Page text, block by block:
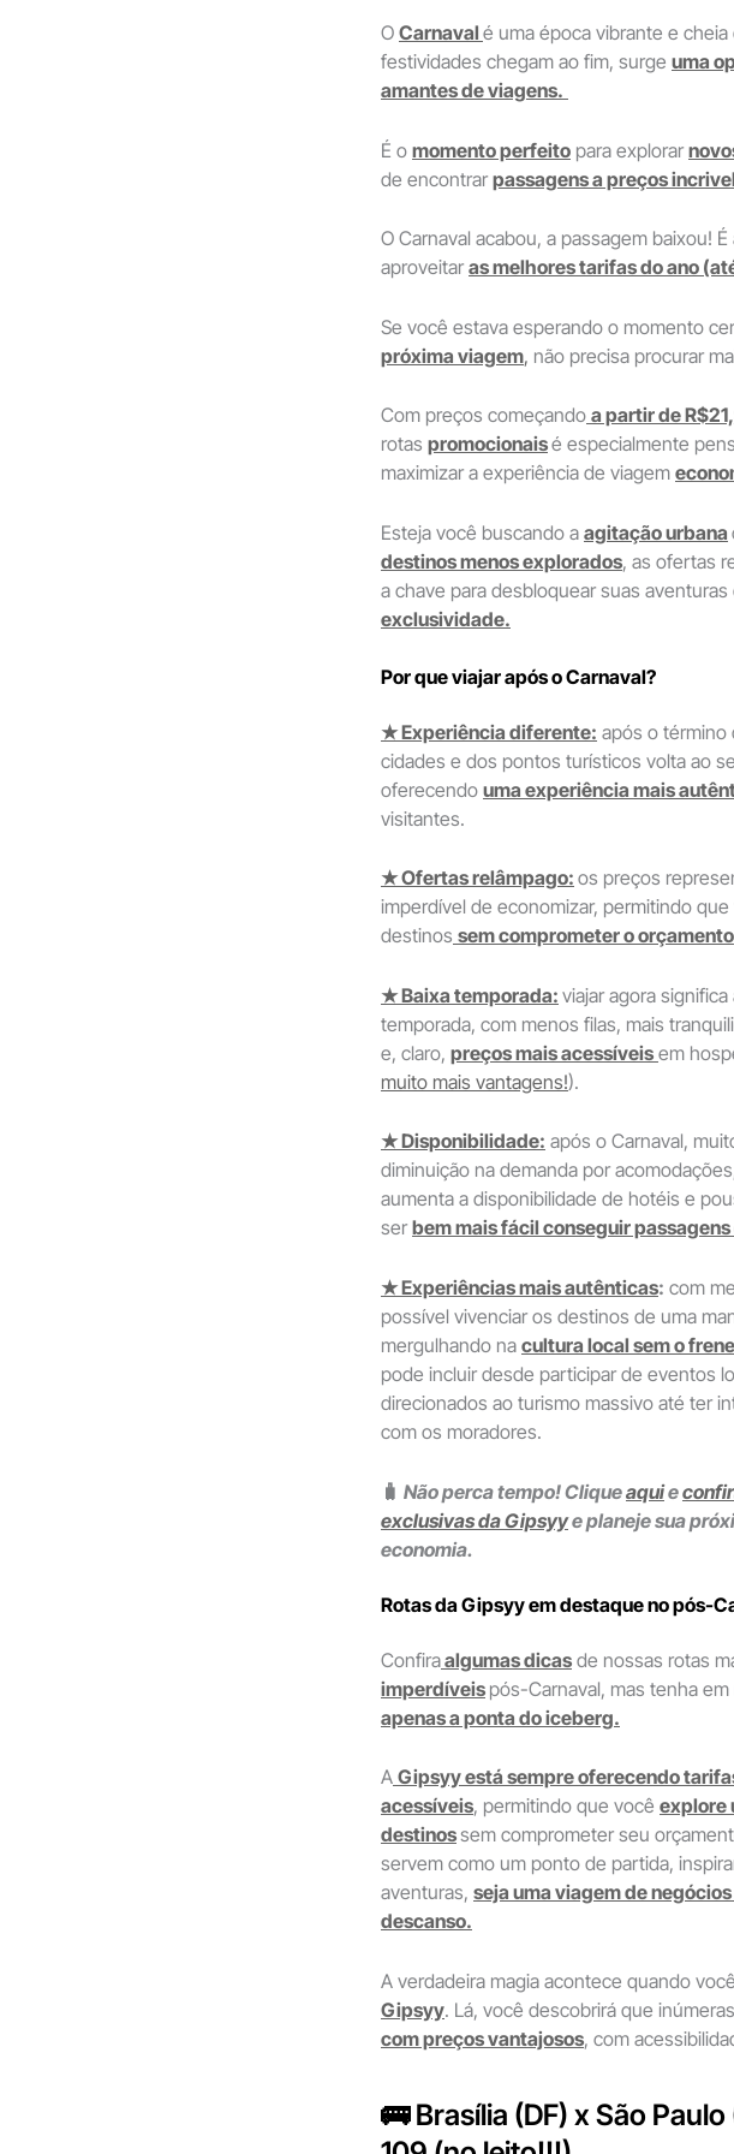
O Carnaval é uma época vibrante e
festividades chegam ao fim, surge uma
amantes de viagens.
É o momento perfeito para explorar
de encontrar passagens a preços
O Carnaval acabou, a passagem baixou!
aproveitar as melhores tarifas do ano
Se você estava esperando o momento
próxima viagem, não precisa procurar
Com preços começando a partir de
rotas promocionaisé especialmente
maximizar a experiência de viagem
Esteja você buscando a agitação urbana
destinos menos explorados, as ofertas
a chave para desbloquear suas aventuras
exclusividade.
Por que viajar após o Carnaval?
★ Experiência diferente: após o término
cidades e dos pontos turísticos volta ao
oferecendo uma experiência mais
visitantes.
★ Ofertas relâmpago: os preços
imperdível de economizar, permitindo
destinos sem comprometer o orçamento
★ Baixa temporada: viajar agora
temporada, com menos filas, mais
e, claro, preços mais acessíveis em
muito mais vantagens!).
★ Disponibilidade: após o Carnaval,
diminuição na demanda por
aumenta a disponibilidade de hotéis e
ser bem mais fácil conseguir
★ Experiências mais autênticas: com
possível vivenciar os destinos de uma
mergulhando na cultura local sem o
pode incluir desde participar de eventos
direcionados ao turismo massivo até ter
com os moradores.
🧳 Não perca tempo! Cliqueaquie
exclusivas da Gipsyye planeje sua
economia.
Rotas da Gipsyy em destaque no pós-
Confiraalgumas dicas de nossas rotas
imperdíveis pós-Carnaval, mas tenha
apenas a ponta do iceberg.
A Gipsyy está sempre oferecendo
acessíveis, permitindo que você explore
destinossem comprometer seu
servem como um ponto de partida,
aventuras, seja uma viagem de
descanso.
A verdadeira magia acontece quando
Gipsyy. Lá, você descobrirá que
com preços vantajosos, com
🚌 Brasília (DF) x São